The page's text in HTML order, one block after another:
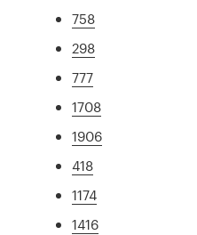
758
298
777
1708
1906
418
1174
1416